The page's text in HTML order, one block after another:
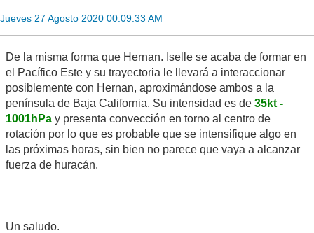
Jueves 27 Agosto 2020 00:09:33 AM
De la misma forma que Hernan. Iselle se acaba de formar en
el Pacífico Este y su trayectoria le llevará a interaccionar
posiblemente con Hernan, aproximándose ambos a la
península de Baja California. Su intensidad es de 35kt -
1001hPa y presenta convección en torno al centro de
rotación por lo que es probable que se intensifique algo en
las próximas horas, sin bien no parece que vaya a alcanzar
fuerza de huracán.
Un saludo.